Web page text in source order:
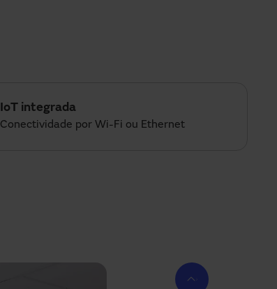
IoT integrada
Conectividade por Wi-Fi ou Ethernet